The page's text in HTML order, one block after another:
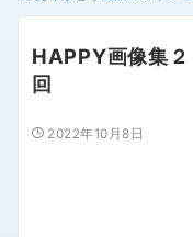
HAPPY画像集２
回
2022年10月8日